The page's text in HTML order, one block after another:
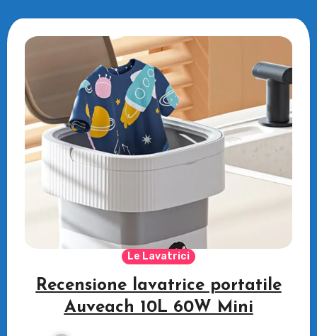
Le Lavatrici
Recensione lavatrice portatile
Auveach 10L 60W Mini